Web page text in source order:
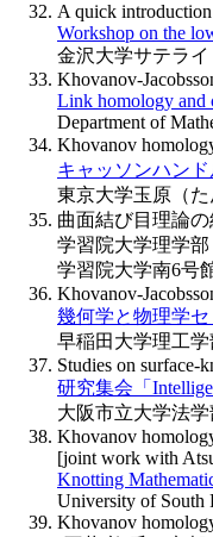
A quick
Workshop on the
金沢大学サテライ
Khovanov-
Link homology and
Department of
Khovanov
キャッソンハン
東京大学玉原（
曲面結び目理論の
学習院大学理学
学習院大学南6号
Khovanov-
幾何学と物理学セ
早稲田大学理工学
Studies on surface-
研究集会「
大阪市立大学法学
Khovanov
[joint work with
Knotting
University of South
Khovanov